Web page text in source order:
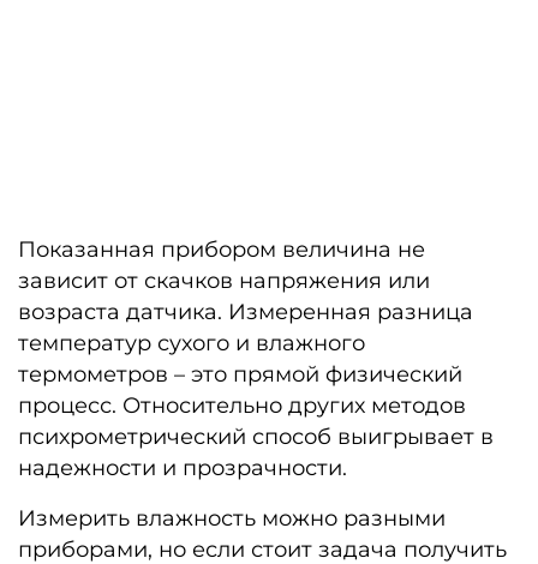
Показанная прибором величина не
зависит от скачков напряжения или
возраста датчика. Измеренная разница
температур сухого и влажного
термометров – это прямой физический
процесс. Относительно других методов
психрометрический способ выигрывает в
надежности и прозрачности.
Измерить влажность можно разными
приборами, но если стоит задача получить